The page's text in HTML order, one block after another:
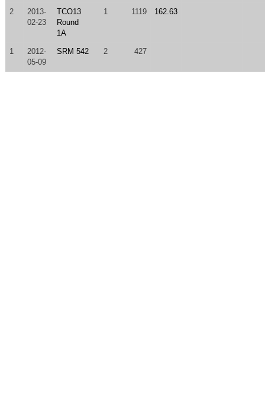
2
2013-
02-23
TCO13
Round
1A
1 1119 162.63
1
2012-
05-09
SRM 542 2 427